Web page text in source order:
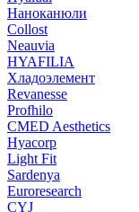
Наноканюли
Collost
Neauvia
HYAFILIA
Хладоэлемент
Revanesse
Profhilo
CMED Aesthetics
Hyacorp
Light Fit
Sardenya
Euroresearch
CYJ